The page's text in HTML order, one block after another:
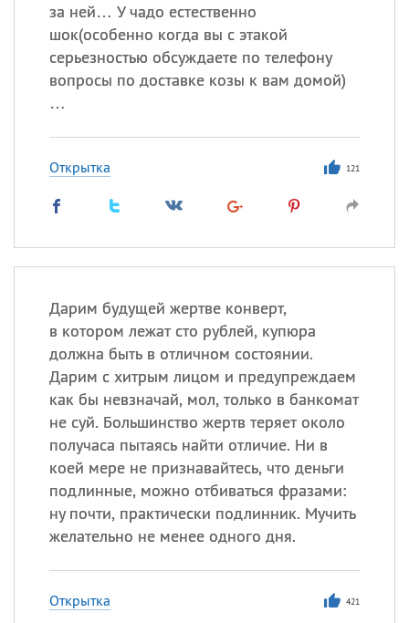
за ней… У чадо естественно
шок(особенно когда вы с этакой
серьезностью обсуждаете по телефону
вопросы по доставке козы к вам домой)
…
Открытка 121
Дарим будущей жертве конверт,
в котором лежат сто рублей, купюра
должна быть в отличном состоянии.
Дарим с хитрым лицом и предупреждаем
как бы невзначай, мол, только в банкомат
не суй. Большинство жертв теряет около
получаса пытаясь найти отличие. Ни в
коей мере не признавайтесь, что деньги
подлинные, можно отбиваться фразами:
ну почти, практически подлинник. Мучить
желательно не менее одного дня.
Открытка 421